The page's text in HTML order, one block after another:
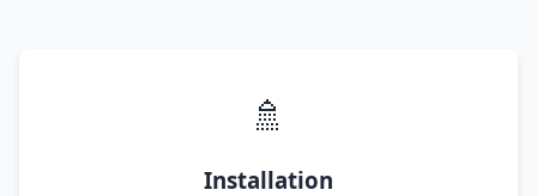
🚿
Installation